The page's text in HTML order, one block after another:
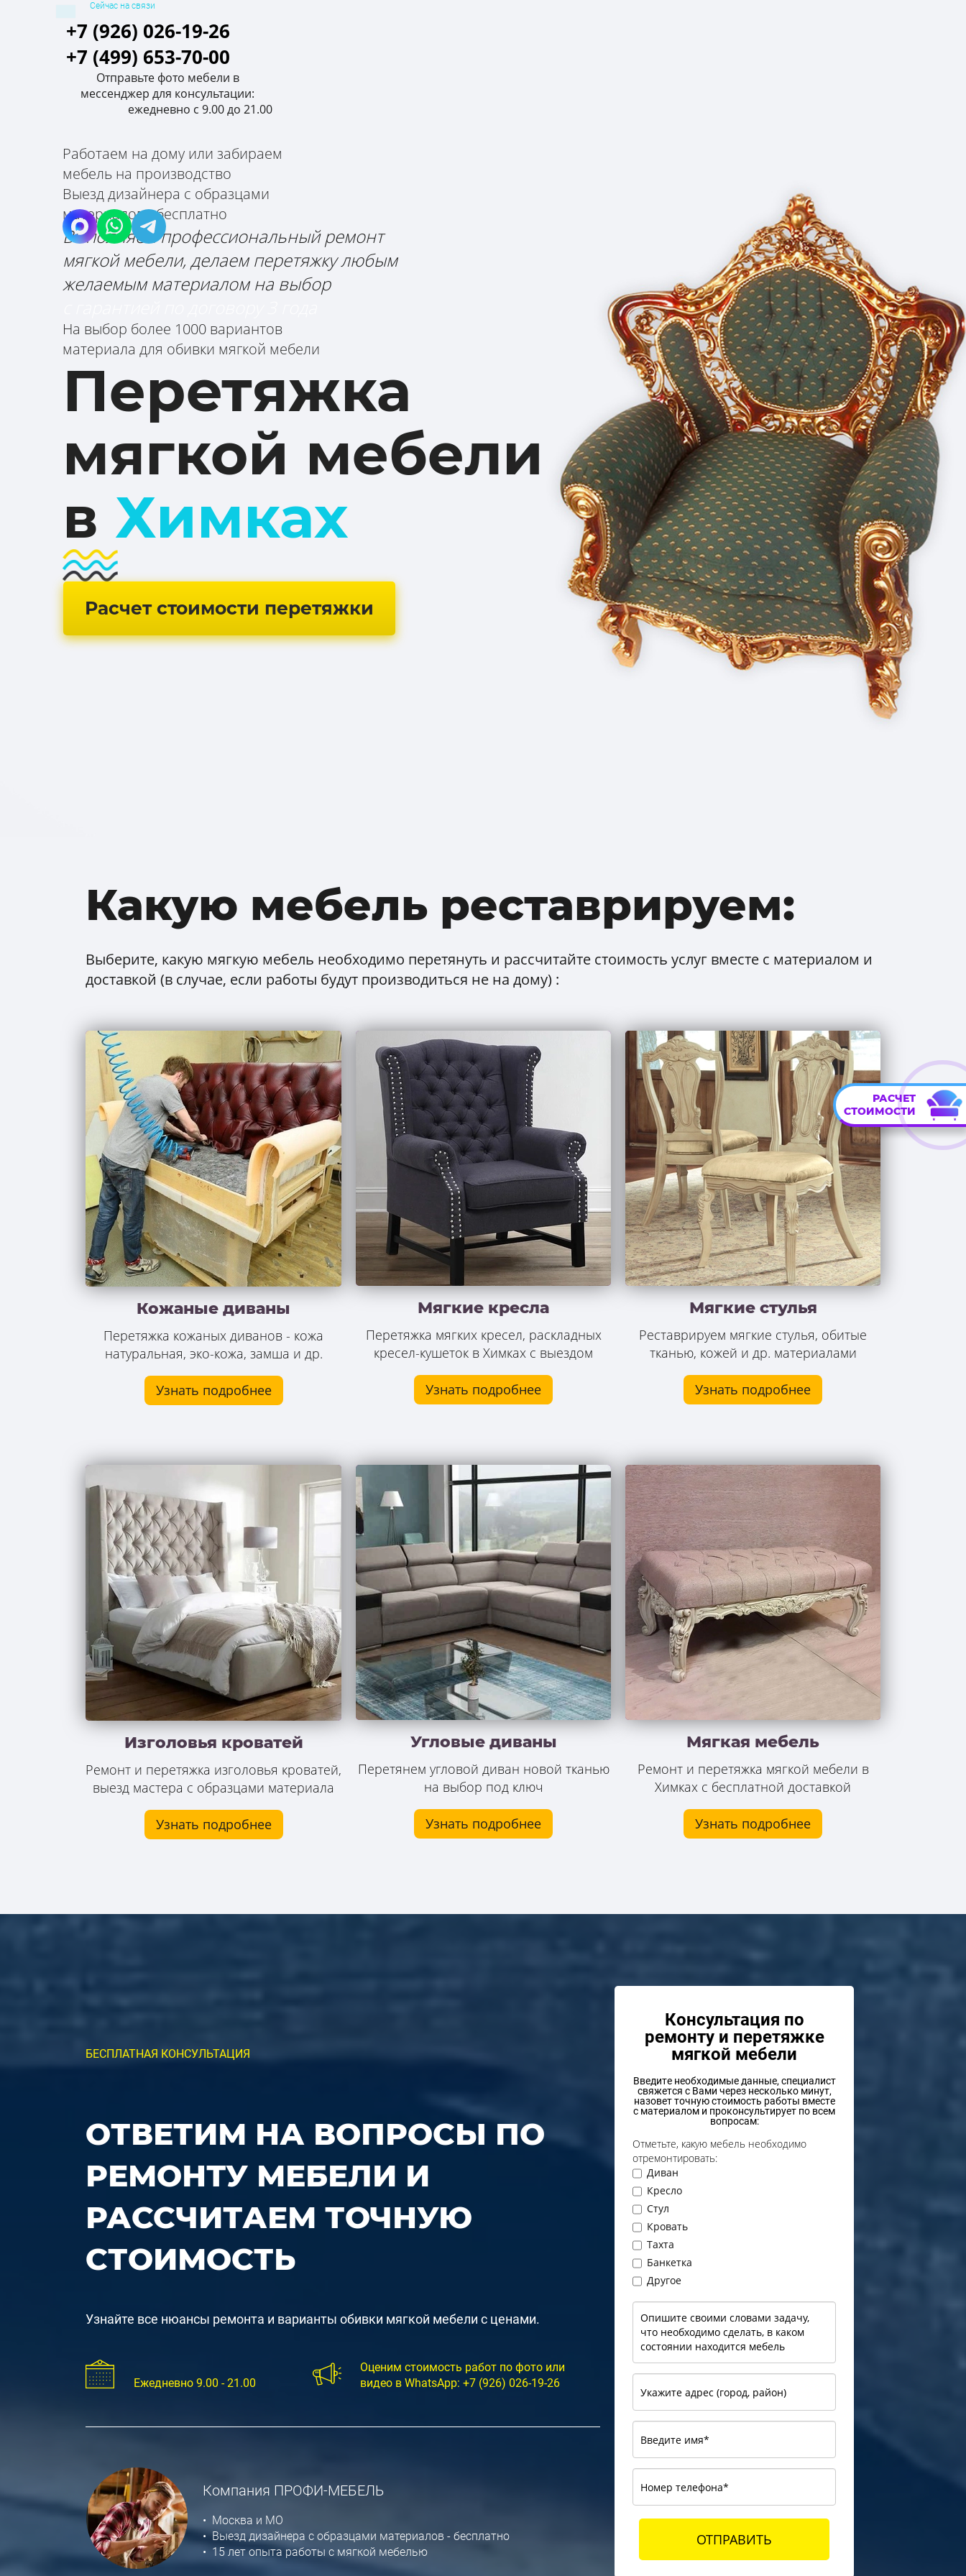
Сейчас на связи
+7 (926) 026-19-26
+7 (499) 653-70-00
Отправьте фото мебели в
мессенджер для консультации:
ежедневно с 9.00 до 21.00
Ремонт и перетяжка мебели
Работаем на дому или забираем
мебель на производство
Выезд дизайнера с образцами
материалов - бесплатно
Выполняем профессиональный ремонт
мягкой мебели, делаем перетяжку любым
желаемым материалом на выбор
На выбор более 1000 вариантов
материала для обивки мягкой мебели
Перетяжка
мягкой мебели
в Химках
Расчет стоимости перетяжки
Какую мебель реставрируем:
Выберите, какую мягкую мебель необходимо перетянуть и рассчитайте стоимость услуг вместе с материалом и
доставкой (в случае, если работы будут производиться не на дому) :
Кожаные диваны
Перетяжка кожаных диванов - кожа
натуральная, эко-кожа, замша и др.
Узнать подробнее
Мягкие кресла
Перетяжка мягких кресел, раскладных
кресел-кушеток в Химках с выездом
Узнать подробнее
Мягкие стулья
Реставрируем мягкие стулья, обитые
тканью, кожей и др. материалами
Узнать подробнее
Изголовья кроватей
Ремонт и перетяжка изголовья кроватей,
выезд мастера с образцами материала
Узнать подробнее
Угловые диваны
Перетянем угловой диван новой тканью
на выбор под ключ
Узнать подробнее
Мягкая мебель
Ремонт и перетяжка мягкой мебели в
Химках с бесплатной доставкой
Узнать подробнее
БЕСПЛАТНАЯ КОНСУЛЬТАЦИЯ
ОТВЕТИМ НА ВОПРОСЫ ПО
РЕМОНТУ МЕБЕЛИ И
РАССЧИТАЕМ ТОЧНУЮ
СТОИМОСТЬ
Узнайте все нюансы ремонта и варианты обивки мягкой мебели с ценами.
Ежедневно 9.00 - 21.00
Оценим стоимость работ по фото или
видео в WhatsApp: +7 (926) 026-19-26
Компания ПРОФИ-МЕБЕЛЬ
• Москва и МО
• Выезд дизайнера с образцами материалов - бесплатно
• 15 лет опыта работы с мягкой мебелью
Консультация по
ремонту и перетяжке
мягкой мебели
Введите необходимые данные, специалист
свяжется с Вами через несколько минут,
назовет точную стоимость работы вместе
с материалом и проконсультирует по всем
вопросам:
Отметьте, какую мебель необходимо
отремонтировать:
Диван
Кресло
Стул
Кровать
Тахта
Банкетка
Другое
ОТПРАВИТЬ
РАСЧЕТ
СТОИМОСТИ